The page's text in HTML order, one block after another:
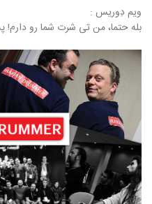
ویم دِوریس :
بله حتما، من تی شرت شما رو دارم!